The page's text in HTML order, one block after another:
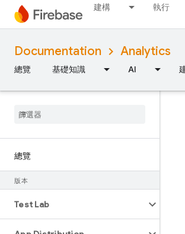
建構 執行
Documentation Analytics
總覽 基礎知識 AI
總覽
版本
Test Lab